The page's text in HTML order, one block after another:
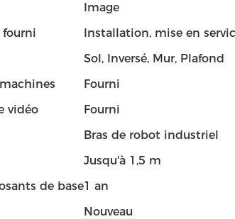
Image
fourni
Installation, mise en
Sol, Inversé, Mur, Plafond
Fourni
vidéo
Fourni
Bras de robot industriel
Jusqu'à 1,5 m
de base1 an
Nouveau